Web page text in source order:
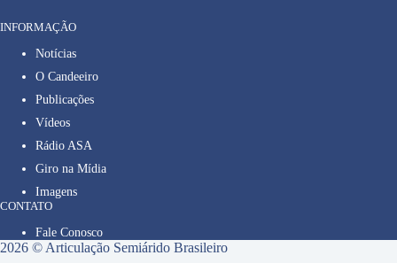
INFORMAÇÃO
Notícias
O Candeeiro
Publicações
Vídeos
Rádio ASA
Giro na Mídia
Imagens
CONTATO
Fale Conosco
2026 © Articulação Semiárido Brasileiro